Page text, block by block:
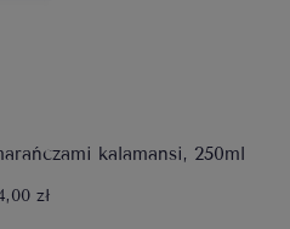
kalamansi, 250ml
zł